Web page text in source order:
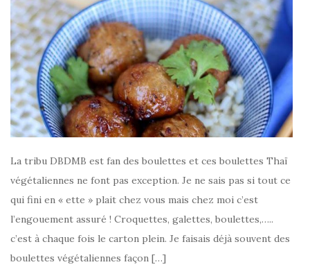
La tribu DBDMB est fan des boulettes et ces boulettes Thaï
végétaliennes ne font pas exception. Je ne sais pas si tout ce
qui fini en « ette » plait chez vous mais chez moi c’est
l’engouement assuré ! Croquettes, galettes, boulettes,…..
c’est à chaque fois le carton plein. Je faisais déjà souvent des
boulettes végétaliennes façon […]